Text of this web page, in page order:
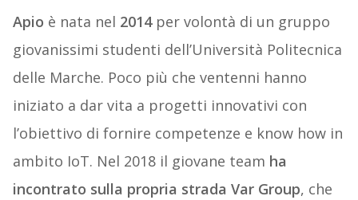
Apio è nata nel 2014per volontà di un gruppo
giovanissimi studenti dell’Università Politecnica
delle Marche. Poco più che ventenni hanno
iniziato a dar vita a progetti innovativi con
l’obiettivo di fornire competenze e know how in
ambito IoT. Nel 2018 il giovane team ha
incontrato sulla propria strada Var Group, che